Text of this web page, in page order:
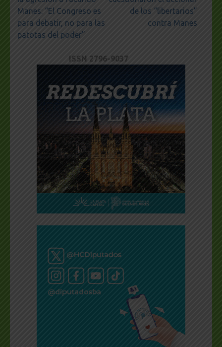
Manes: “El Congreso es
para debatir, no para las
patotas del poder”
de los “libertarios”
contra Manes
ISSN 2796-9037